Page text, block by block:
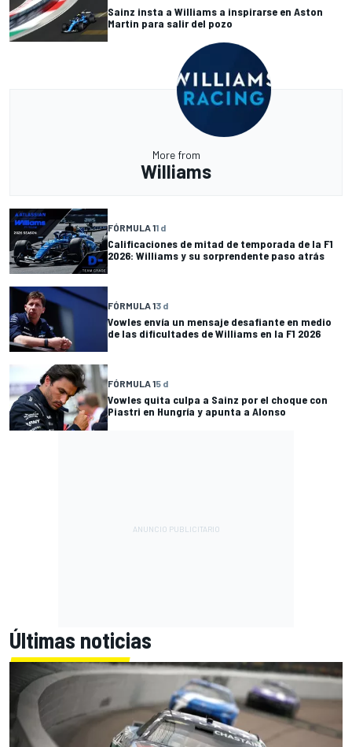
Sainz insta a Williams a inspirarse en Aston
Martin para salir del pozo
More from
Williams
FÓRMULA 11 d
Calificaciones de mitad de temporada de la F1
2026: Williams y su sorprendente paso atrás
FÓRMULA 13 d
Vowles envía un mensaje desafiante en medio
de las dificultades de Williams en la F1 2026
FÓRMULA 15 d
Vowles quita culpa a Sainz por el choque con
Piastri en Hungría y apunta a Alonso
Últimas noticias